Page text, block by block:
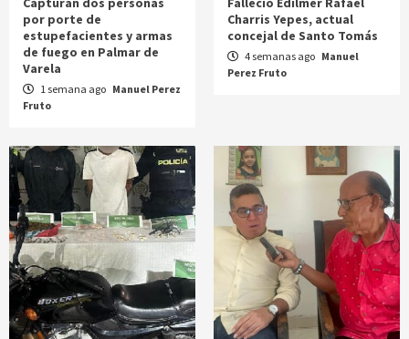
por porte de
estupefacientes y armas
de fuego en Palmar de
Varela
1 semana ago Manuel Perez
Fruto
Charris Yepes, actual
concejal de Santo Tomás
4 semanas ago Manuel
Perez Fruto